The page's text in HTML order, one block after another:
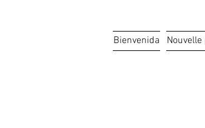
Bienvenida Nouvelle